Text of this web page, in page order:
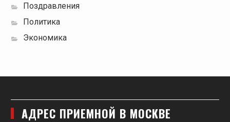
Поздравления
Политика
Экономика
АДРЕС ПРИЕМНОЙ В МОСКВЕ